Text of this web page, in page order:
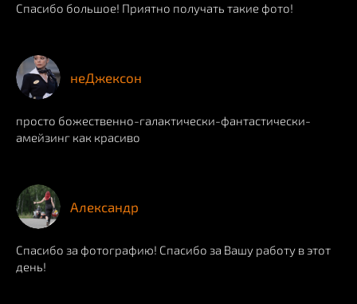
Спасибо большое! Приятно получать такие фото!
неДжексон
просто божественно-галактически-фантастически-
амейзинг как красиво
Александр
Спасибо за фотографию! Спасибо за Вашу работу в этот
день!